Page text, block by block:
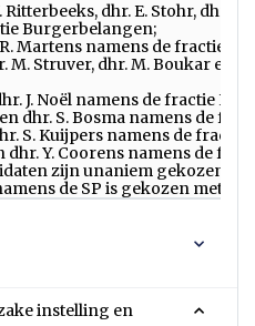
Ritterbeeks, dhr. E. Stohr, dhr.
Burgerbelangen;
R. Martens namens de fractie
M. Struver, dhr. M. Boukar en
J. Noël namens de fractie
dhr. S. Bosma namens de
S. Kuijpers namens de fractie
dhr. Y. Coorens namens de
zijn unaniem gekozen
de SP is gekozen met
instelling en